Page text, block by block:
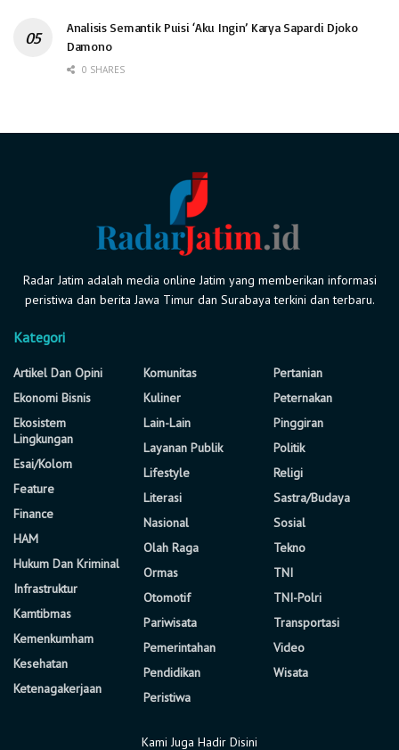
Analisis Semantik Puisi ‘Aku Ingin’ Karya Sapardi Djoko
Damono
0 SHARES
Radar Jatim adalah media online Jatim yang memberikan informasi
peristiwa dan berita Jawa Timur dan Surabaya terkini dan terbaru.
Kategori
Artikel Dan Opini
Ekonomi Bisnis
Ekosistem
Lingkungan
Esai/Kolom
Feature
Finance
HAM
Hukum Dan Kriminal
Infrastruktur
Kamtibmas
Kemenkumham
Kesehatan
Ketenagakerjaan
Komunitas
Kuliner
Lain-Lain
Layanan Publik
Lifestyle
Literasi
Nasional
Olah Raga
Ormas
Otomotif
Pariwisata
Pemerintahan
Pendidikan
Peristiwa
Pertanian
Peternakan
Pinggiran
Politik
Religi
Sastra/Budaya
Sosial
Tekno
TNI
TNI-Polri
Transportasi
Video
Wisata
Kami Juga Hadir Disini